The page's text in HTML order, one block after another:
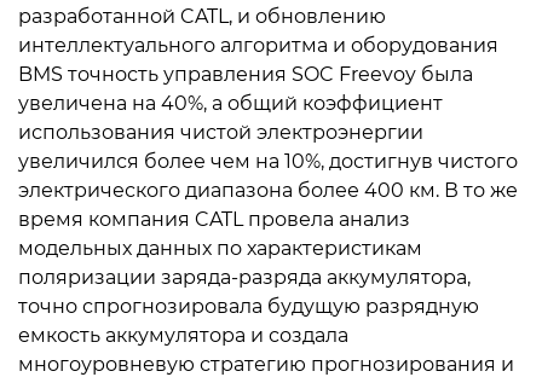
разработанной CATL, и обновлению
интеллектуального алгоритма и оборудования
BMS точность управления SOC Freevoy была
увеличена на 40%, а общий коэффициент
использования чистой электроэнергии
увеличился более чем на 10%, достигнув чистого
электрического диапазона более 400 км. В то же
время компания CATL провела анализ
модельных данных по характеристикам
поляризации заряда-разряда аккумулятора,
точно спрогнозировала будущую разрядную
емкость аккумулятора и создала
многоуровневую стратегию прогнозирования и